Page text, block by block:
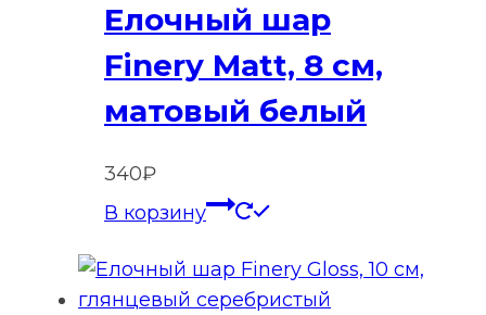
Елочный шар
Finery Matt, 8 см,
матовый белый
340₽
В корзину